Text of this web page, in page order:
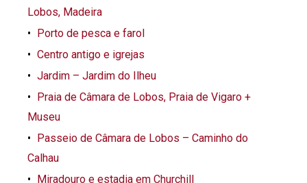
Lobos, Madeira
Porto de pesca e farol
Centro antigo e igrejas
Jardim – Jardim do Ilheu
Praia de Câmara de Lobos, Praia de Vigaro +
Museu
Passeio de Câmara de Lobos – Caminho do
Calhau
Miradouro e estadia em Churchill